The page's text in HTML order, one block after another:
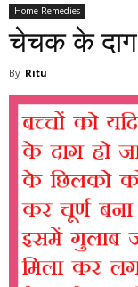
Home Remedies
चेचक के दाग
By Ritu